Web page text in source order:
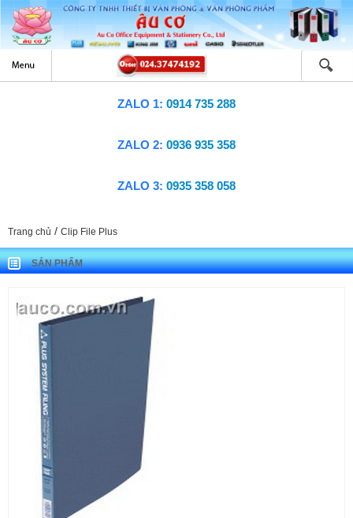
ZALO 1: 0914 735 288
ZALO 2: 0936 935 358
ZALO 3: 0935 358 058
Trang chủ / Clip File Plus
SẢN PHẨM